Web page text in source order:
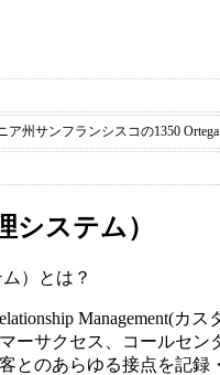
ア州サンフランシスコの1350 Ortega
システム）
） とは？
Management(
ーサクセス、コールセ
とのあらゆる接点を記